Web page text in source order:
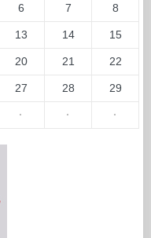
6 7 8
13 14 15
20 21 22
27 28 29
· · ·